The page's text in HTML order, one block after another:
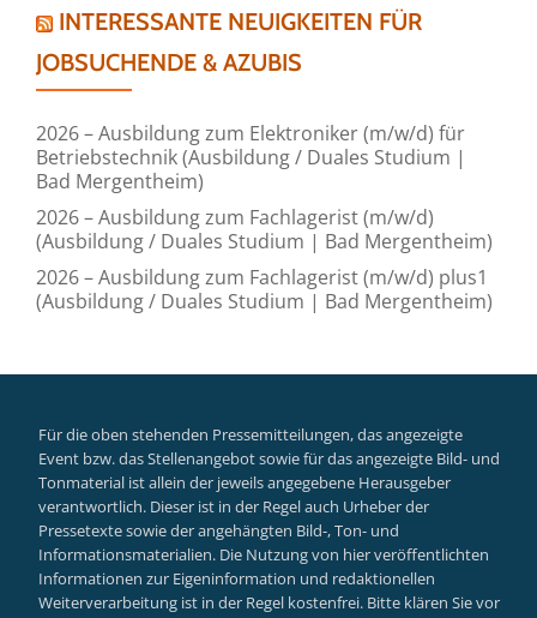
INTERESSANTE NEUIGKEITEN FÜR
JOBSUCHENDE & AZUBIS
2026 – Ausbildung zum Elektroniker (m/w/d) für
Betriebstechnik (Ausbildung / Duales Studium |
Bad Mergentheim)
2026 – Ausbildung zum Fachlagerist (m/w/d)
(Ausbildung / Duales Studium | Bad Mergentheim)
2026 – Ausbildung zum Fachlagerist (m/w/d) plus1
(Ausbildung / Duales Studium | Bad Mergentheim)
Für die oben stehenden Pressemitteilungen, das angezeigte
Event bzw. das Stellenangebot sowie für das angezeigte Bild- und
Tonmaterial ist allein der jeweils angegebene Herausgeber
verantwortlich. Dieser ist in der Regel auch Urheber der
Pressetexte sowie der angehängten Bild-, Ton- und
Informationsmaterialien. Die Nutzung von hier veröffentlichten
Informationen zur Eigeninformation und redaktionellen
Weiterverarbeitung ist in der Regel kostenfrei. Bitte klären Sie vor